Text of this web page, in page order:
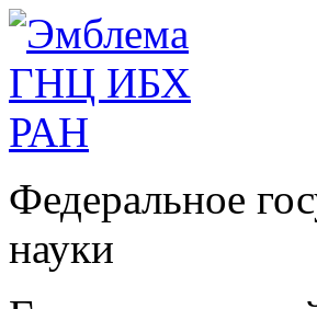
Федеральное
науки